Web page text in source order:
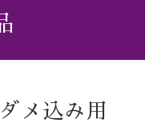
メ込み用